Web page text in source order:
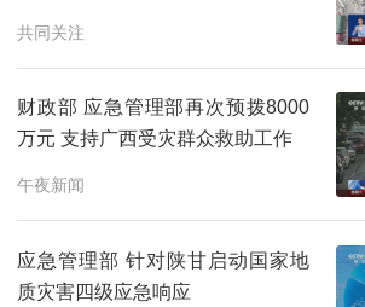
共同关注
财政部 应急管理部再次预拨8000
万元 支持广西受灾群众救助工作
午夜新闻
应急管理部 针对陕甘启动国家地
质灾害四级应急响应